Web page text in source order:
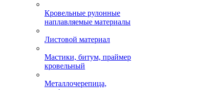
Кровельные рулонные
наплавляемые материалы
Листовой материал
Мастики, битум, праймер
кровельный
Металлочерепица,